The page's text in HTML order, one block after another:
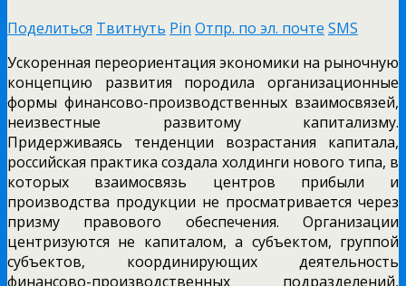
Поделиться Твитнуть Pin Отпр. по эл. почте SMS
Ускоренная переориентация экономики на рыночную
концепцию развития породила организационные
формы финансово-производственных взаимосвязей,
неизвестные развитому капитализму.
Придерживаясь тенденции возрастания капитала,
российская практика создала холдинги нового типа, в
которых взаимосвязь центров прибыли и
производства продукции не просматривается через
призму правового обеспечения. Организации
центризуются не капиталом, а субъектом, группой
субъектов, координирующих деятельность
финансово-производственных подразделений,